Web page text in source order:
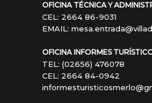
OFICINA TÉCNICA Y
CEL: 2664 86-9031
EMAIL:
OFICINA INFORMES
TEL: (02656) 476078
CEL: 2664 84-0942